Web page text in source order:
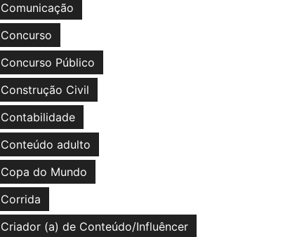
Comunicação
Concurso
Concurso Público
Construção Civil
Contabilidade
Conteúdo adulto
Copa do Mundo
Corrida
Criador (a) de Conteúdo/Influêncer